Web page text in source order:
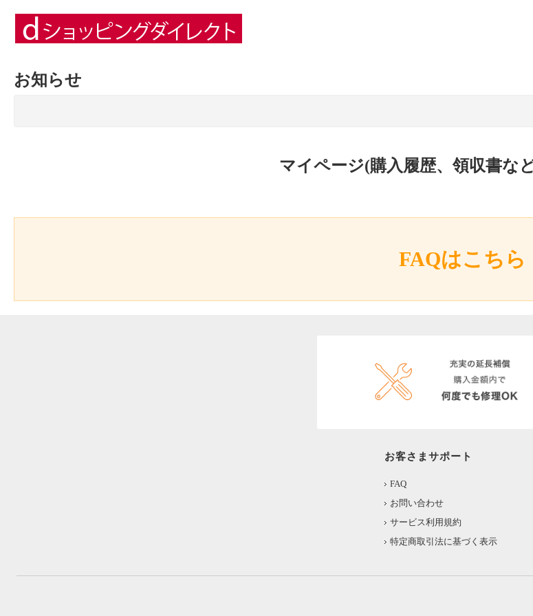
お知らせ
マイページ(購入履歴、領収書な
FAQはこちら
お客さまサポート
FAQ
お問い合わせ
サービス利用規約
特定商取引法に基づく表示